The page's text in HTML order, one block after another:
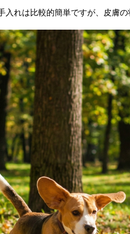
入れは比較的簡単ですが、皮膚